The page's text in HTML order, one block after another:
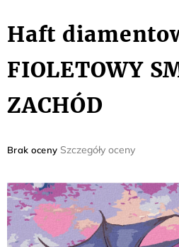
Haft
FIOLETOWY
ZACHÓD
Średnia
wynosi
0,0
na
5
gwiazdek.
Brak oceny Szczegóły oceny